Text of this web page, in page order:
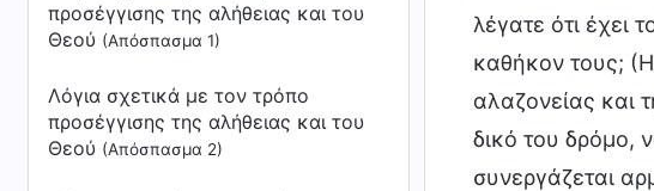
προσέγγισης της αλήθειας και του
Θεού (Απόσπασμα 1)
Λόγια σχετικά με τον τρόπο
προσέγγισης της αλήθειας και του
Θεού (Απόσπασμα 2)
λέγατε ότι έχει
καθήκον τους; (Η
αλαζονείας και
δικό του δρόμο,
συνεργάζεται